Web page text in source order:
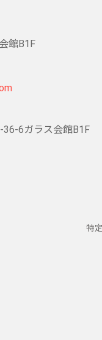
館B1F
6ガラス会館B1F
特